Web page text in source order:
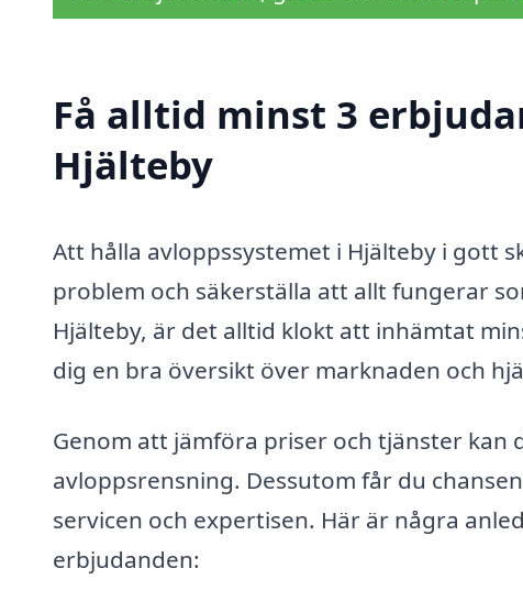
Få alltid minst 3
Hjälteby
Att hålla avloppssystemet i Hjälteby i gott
problem och säkerställa att allt fungerar
Hjälteby, är det alltid klokt att inhämtat
dig en bra översikt över marknaden och
Genom att jämföra priser och tjänster
avloppsrensning. Dessutom får du
servicen och expertisen. Här är några
erbjudanden: